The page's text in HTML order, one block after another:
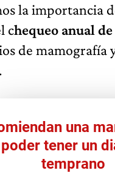
la importancia
chequeo anual
de mamografía
una
tener un
temprano